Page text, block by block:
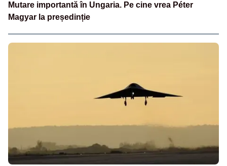
Mutare importantă în Ungaria. Pe cine vrea Péter
Magyar la președinție